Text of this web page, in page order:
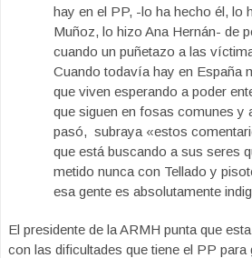
hay en el PP, -lo ha hecho él, lo
Muñoz, lo hizo Ana Hernán- de
cuando un puñetazo a las
Cuando todavía hay en España
que viven esperando a poder
que siguen en fosas comunes y
pasó, subraya «estos
que está buscando a sus seres
metido nunca con Tellado y
esa gente es absolutamente
El presidente de la ARMH punta que
con las dificultades que tiene el PP para